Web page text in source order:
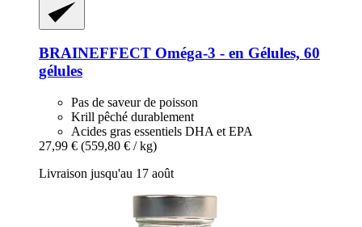
BRAINEFFECT Oméga-​3 -​ en Gélules, 60
gélules
Pas de saveur de poisson
Krill pêché durablement
Acides gras essentiels DHA et EPA
27,99 € (559,80 € / kg)
Livraison jusqu'au 17 août